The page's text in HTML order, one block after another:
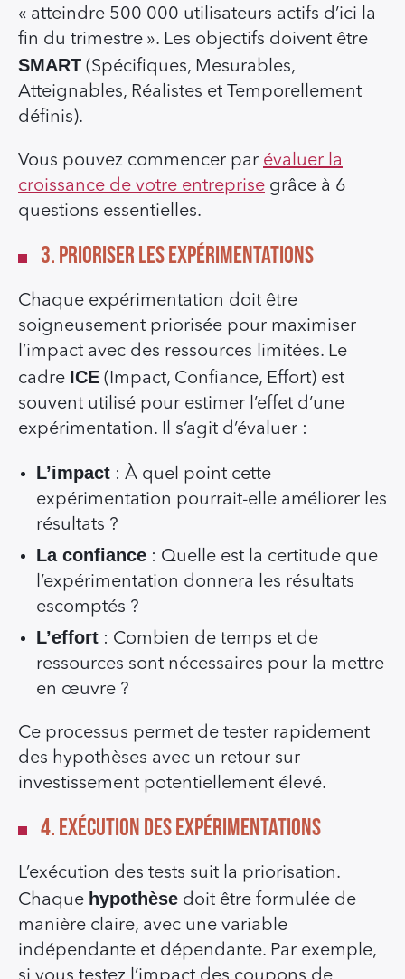
« atteindre 500 000 utilisateurs actifs d’ici la
fin du trimestre ». Les objectifs doivent être
SMART (Spécifiques, Mesurables,
Atteignables, Réalistes et Temporellement
définis).
Vous pouvez commencer par évaluer la
croissance de votre entreprise grâce à 6
questions essentielles.
3. Prioriser les expérimentations
Chaque expérimentation doit être
soigneusement priorisée pour maximiser
l’impact avec des ressources limitées. Le
cadre ICE (Impact, Confiance, Effort) est
souvent utilisé pour estimer l’effet d’une
expérimentation. Il s’agit d’évaluer :
L’impact : À quel point cette
expérimentation pourrait-elle améliorer les
résultats ?
La confiance : Quelle est la certitude que
l’expérimentation donnera les résultats
escomptés ?
L’effort : Combien de temps et de
ressources sont nécessaires pour la mettre
en œuvre ?
Ce processus permet de tester rapidement
des hypothèses avec un retour sur
investissement potentiellement élevé.
4. Exécution des expérimentations
L’exécution des tests suit la priorisation.
Chaque hypothèse doit être formulée de
manière claire, avec une variable
indépendante et dépendante. Par exemple,